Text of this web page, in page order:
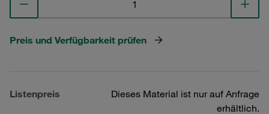
Preis und Verfügbarkeit prüfen
Listenpreis
Dieses Material ist nur auf Anfrage
erhältlich.